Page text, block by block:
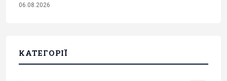
06.08.2026
КАТЕГОРІЇ